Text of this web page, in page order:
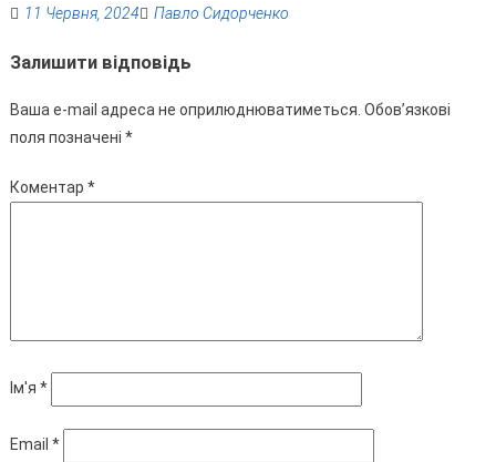
11 Червня, 2024 Павло Сидорченко
Залишити відповідь
Ваша e-mail адреса не оприлюднюватиметься. Обов’язкові
поля позначені *
Коментар *
Ім'я *
Email *